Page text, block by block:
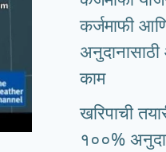
कर्जमाफी
काम
खरिपाची
१००%